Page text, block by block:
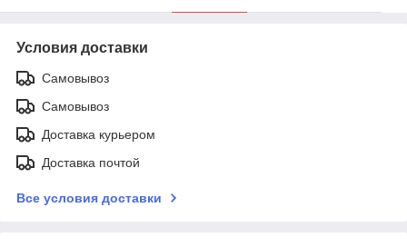
Условия доставки
Самовывоз
Самовывоз
Доставка курьером
Доставка почтой
Все условия доставки